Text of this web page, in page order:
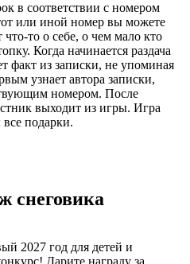
в соответствии с номером
или иной номер вы можете
то о себе, о чем мало кто
Когда начинается раздача
факт из записки, не упоминая
узнает автора записки,
номером. После
выходит из игры. Игра
все подарки.
снеговика
2027 год для детей и
Дарите награду за